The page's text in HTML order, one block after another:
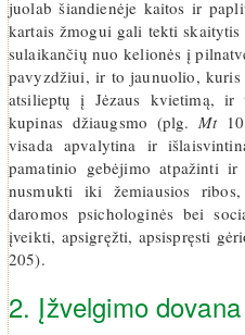
juolab šiandienėje kaitos ir
kartais žmogui gali tekti
sulaikančių nuo kelionės į
pavyzdžiui, ir to jaunuolio,
atsilieptų į Jėzaus kvietimą,
kupinas džiaugsmo (plg.Mt
visada apvalytina ir
pamatinio gebėjimo atpažinti
nusmukti iki žemiausios
daromos psichologinės bei
įveikti, apsigręžti, apsispręsti
205).
2. Įžvelgimo dovana